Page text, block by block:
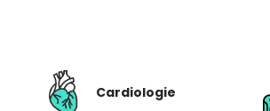
Cardiologie